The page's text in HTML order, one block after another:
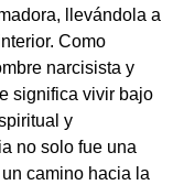
llevándola a
Como
narcisista y
significa vivir bajo
y
no solo fue una
camino hacia la